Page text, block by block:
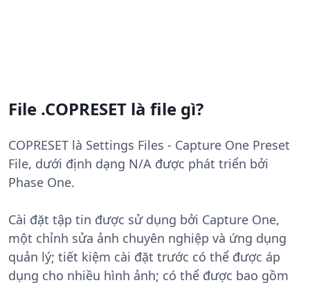
File .COPRESET là file gì?
COPRESET là Settings Files - Capture One Preset
File, dưới định dạng N/A được phát triển bởi
Phase One.
Cài đặt tập tin được sử dụng bởi Capture One,
một chỉnh sửa ảnh chuyên nghiệp và ứng dụng
quản lý; tiết kiệm cài đặt trước có thể được áp
dụng cho nhiều hình ảnh; có thể được bao gồm